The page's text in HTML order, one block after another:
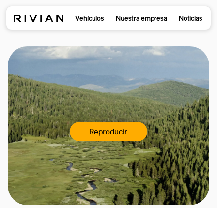
Vehículos Nuestra empresa Noticias
Reproducir